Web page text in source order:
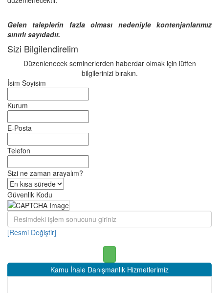
Gelen taleplerin fazla olması nedeniyle kontenjanlarımız
sınırlı sayıdadır.
Sizi Bilgilendirelim
Düzenlenecek seminerlerden haberdar olmak için lütfen
bilgilerinizi bırakın.
İsim Soyisim
Kurum
E-Posta
Telefon
Sizi ne zaman arayalım?
Güvenlik Kodu
[Resmi Değiştir]
Kamu İhale Danışmanlık Hizmetlerimiz